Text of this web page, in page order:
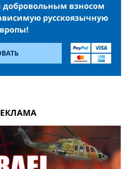
взносом
русскоязычную